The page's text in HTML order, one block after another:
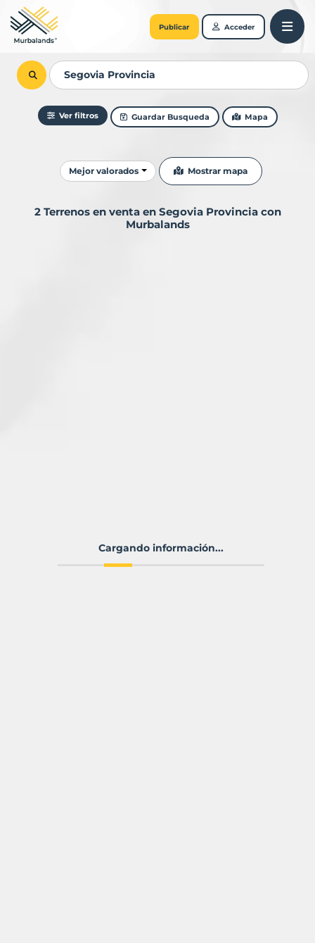
Publicar Acceder
Ver filtros Guardar Busqueda Mapa
Ordenar resultados
Mejor valorados Mostrar mapa
2 Terrenos en venta en Segovia Provincia con
Murbalands
Cargando información...